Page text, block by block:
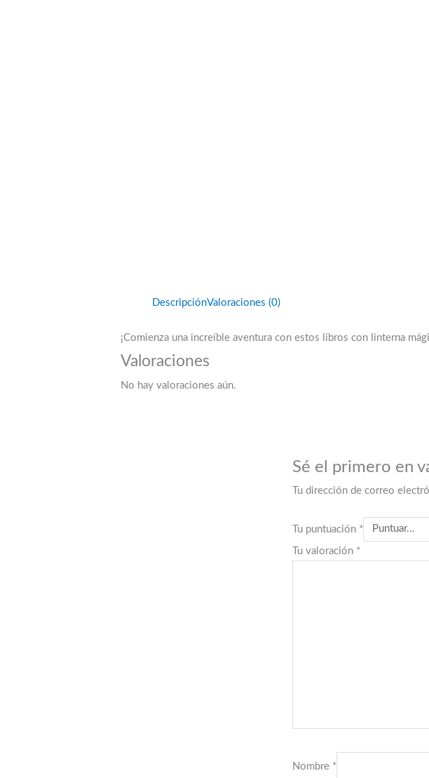
DescripciónValoraciones (0)
¡Comienza una increíble aventura con estos libros con linterna
Valoraciones
No hay valoraciones aún.
Sé el primero en
Tu dirección de correo
Tu puntuación *
Tu valoración *
Nombre *